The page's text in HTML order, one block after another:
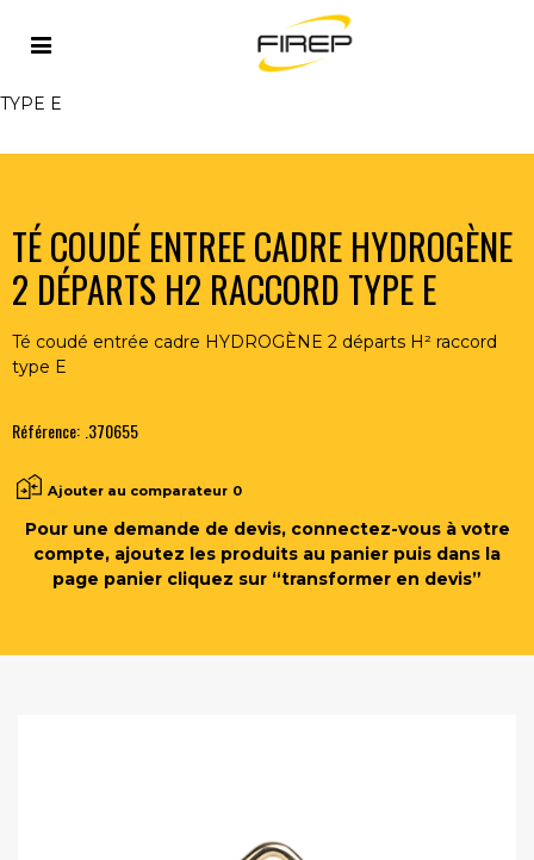
Accueil ACCESSOIRES FLAMME
ENTREE CADRE HYDROGÈNE 2 DÉPARTS H2 RACCORD
TYPE E
TÉ COUDÉ ENTREE CADRE HYDROGÈNE
2 DÉPARTS H2 RACCORD TYPE E
Té coudé entrée cadre HYDROGÈNE 2 départs H² raccord
type E
Référence: .370655
Ajouter au comparateur 0
Pour une demande de devis, connectez-vous à votre
compte, ajoutez les produits au panier puis dans la
page panier cliquez sur “transformer en devis”